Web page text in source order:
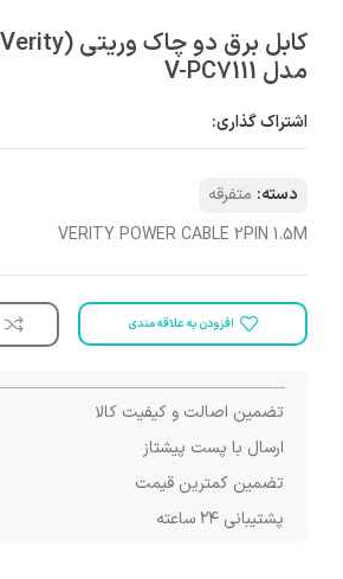
مدل V-PC7111
اشتراک گذاری:
دسته: متفرقه
VERITY POWER CABLE 2PIN 1.5M
افزودن به علاقه مندی
تضمین اصالت و کیفیت کالا
ارسال با پست پیشتاز
تضمین کمترین قیمت
پشتیبانی ۲۴ ساعته